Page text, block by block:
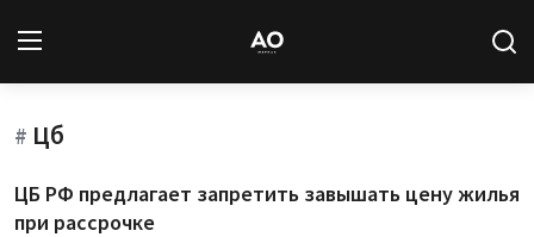
Новости
# Цб
ЦБ РФ предлагает запретить завышать цену жилья
при рассрочке